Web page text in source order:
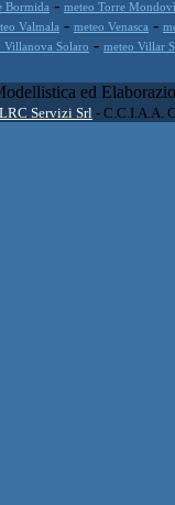
Bormida - meteo Torre Mondovì
Valmala - meteo Venasca -
Villanova Solaro - meteo Villar
ed
LRC Servizi Srl - C.C.I.A.A.